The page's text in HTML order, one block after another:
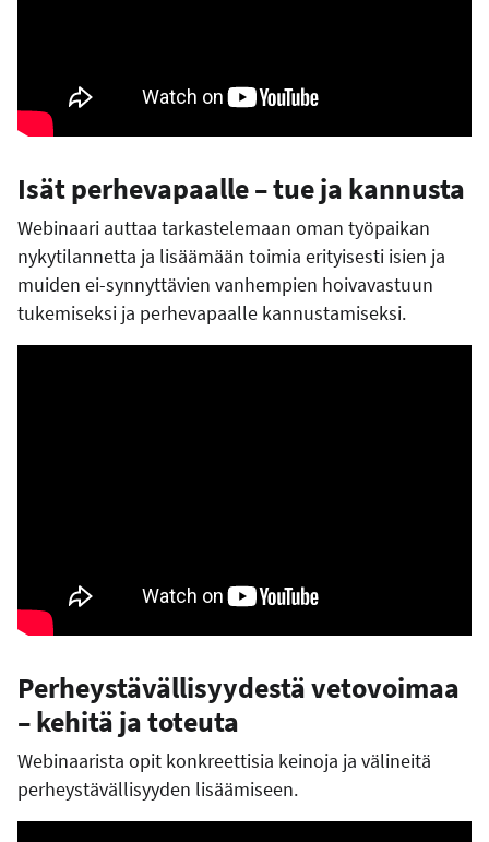
Isät perhevapaalle – tue ja kannusta
Webinaari auttaa tarkastelemaan oman työpaikan
nykytilannetta ja lisäämään toimia erityisesti isien ja
muiden ei-synnyttävien vanhempien hoivavastuun
tukemiseksi ja perhevapaalle kannustamiseksi.
Perheystävällisyydestä vetovoimaa
– kehitä ja toteuta
Webinaarista opit konkreettisia keinoja ja välineitä
perheystävällisyyden lisäämiseen.